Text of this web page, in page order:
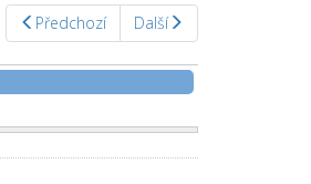
Předchozí Další